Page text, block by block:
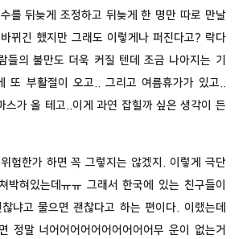
를 뒤늦게 조정하고 뒤늦게 한 명만 따로 만날
뀌긴 했지만 그래도 이렇게나 퍼진다고? 락다
들의 불만도 더욱 커질 텐데 조금 나아지는 기
또 부활절이 오고.. 그리고 여름휴가가 있고..
스가 올 테고..이게 과연 잡힐까 싶은 생각이 든
험한가 하면 꼭 그렇지는 않겠지. 이렇게 극단
박혀있는데ㅠㅠ 그래서 한국에 있는 친구들이
냐고 물으면 괜찮다고 하는 편이다. 이랬는데
정말 너어어어어어어어어어어무 운이 없는거